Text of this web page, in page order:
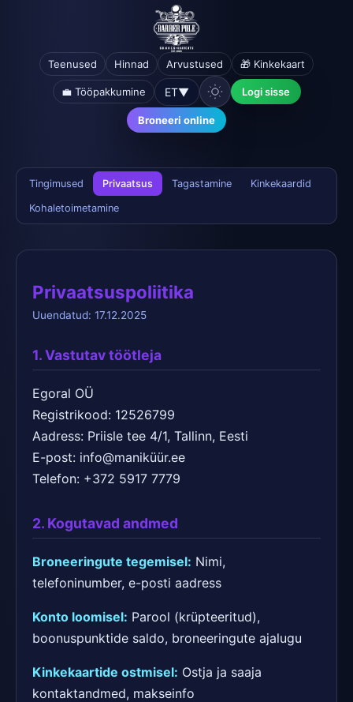
Teenused Hinnad Arvustused 🎁 Kinkekaart
💼 Tööpakkumine ET▼ Logi sisse
Broneeri online
Tingimused Privaatsus Tagastamine Kinkekaardid
Kohaletoimetamine
Privaatsuspoliitika
Uuendatud: 17.12.2025
1. Vastutav töötleja
Egoral OÜ
Registrikood: 12526799
Aadress: Priisle tee 4/1, Tallinn, Eesti
E-post: info@maniküür.ee
Telefon: +372 5917 7779
2. Kogutavad andmed
Broneeringute tegemisel: Nimi,
telefoninumber, e-posti aadress
Konto loomisel: Parool (krüpteeritud),
boonuspunktide saldo, broneeringute ajalugu
Kinkekaartide ostmisel: Ostja ja saaja
kontaktandmed, makseinfo